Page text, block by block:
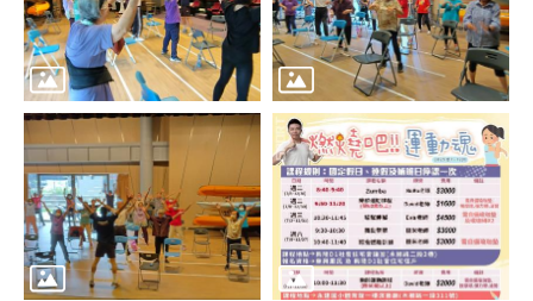
臺
北
市
鄰
長
名
冊